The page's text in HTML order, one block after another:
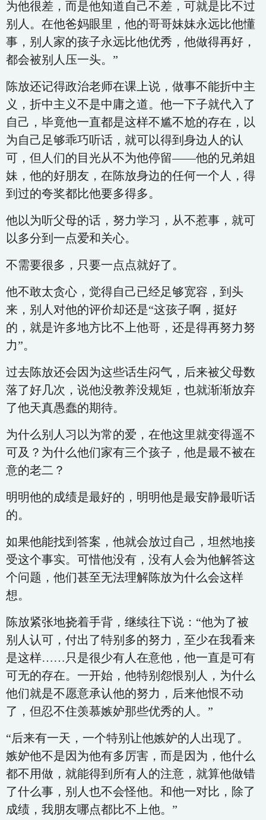
为他很差，而是他知道自己不差，可就是比不过
别人。在他爸妈眼里，他的哥哥妹妹永远比他懂
事，别人家的孩子永远比他优秀，他做得再好，
都会被别人压一头。”
陈放还记得政治老师在课上说，做事不能折中主
义，折中主义不是中庸之道。他一下子就代入了
自己，毕竟他一直都是这样不尴不尬的存在，以
为自己足够乖巧听话，就可以得到身边人的认
可，但人们的目光从不为他停留——他的兄弟姐
妹，他的好朋友，在陈放身边的任何一个人，得
到过的夸奖都比他要多得多。
他以为听父母的话，努力学习，从不惹事，就可
以多分到一点爱和关心。
不需要很多，只要一点点就好了。
他不敢太贪心，觉得自己已经足够宽容，到头
来，别人对他的评价却还是“这孩子啊，挺好
的，就是许多地方比不上他哥，还是得再努力努
力”。
过去陈放还会因为这些话生闷气，后来被父母数
落了好几次，说他没教养没规矩，也就渐渐放弃
了他天真愚蠢的期待。
为什么别人习以为常的爱，在他这里就变得遥不
可及？为什么他们家有三个孩子，他是最不被在
意的老二？
明明他的成绩是最好的，明明他是最安静最听话
的。
如果他能找到答案，他就会放过自己，坦然地接
受这个事实。可惜他没有，没有人会为他解答这
个问题，他们甚至无法理解陈放为什么会这样
想。
陈放紧张地挠着手背，继续往下说：“他为了被
别人认可，付出了特别多的努力，至少在我看来
是这样……只是很少有人在意他，他一直是可有
可无的存在。一开始，他特别怨恨别人，为什么
他们就是不愿意承认他的努力，后来他恨不动
了，但忍不住羡慕嫉妒那些优秀的人。”
“后来有一天，一个特别让他嫉妒的人出现了。
嫉妒他不是因为他有多厉害，而是因为，他什么
都不用做，就能得到所有人的注意，就算他做错
了什么事，别人也不会怪他。和他一对比，除了
成绩，我朋友哪点都比不上他。”